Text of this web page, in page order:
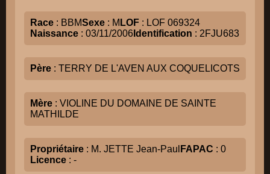
Race : BBMSexe : M LOF : LOF 069324
Naissance : 03/11/2006 Identification : 2FJU683
Père : TERRY DE L'AVEN AUX COQUELICOTS
Mère : VIOLINE DU DOMAINE DE SAINTE
MATHILDE
Propriétaire : M. JETTE Jean-Paul FAPAC : 0
Licence : -